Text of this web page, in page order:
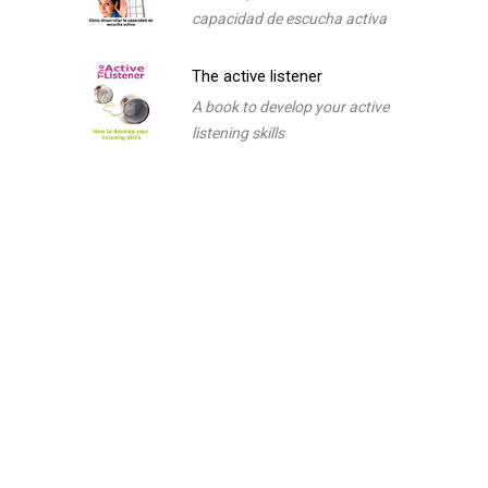
capacidad de escucha activa
The active listener
A book to develop your active
listening skills